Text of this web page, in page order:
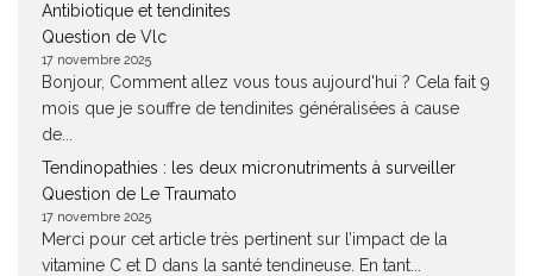
Antibiotique et tendinites
Question de Vlc
17 novembre 2025
Bonjour, Comment allez vous tous aujourd'hui ? Cela fait 9
mois que je souffre de tendinites généralisées à cause
de...
Tendinopathies : les deux micronutriments à surveiller
Question de Le Traumato
17 novembre 2025
Merci pour cet article très pertinent sur l’impact de la
vitamine C et D dans la santé tendineuse. En tant...